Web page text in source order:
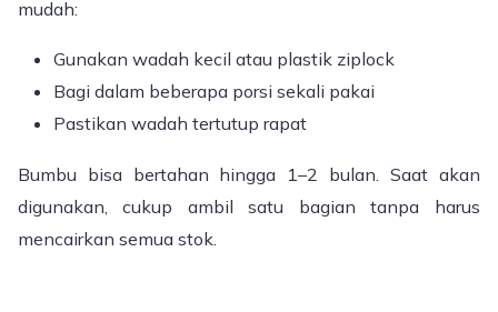
mudah:
Gunakan wadah kecil atau plastik ziplock
Bagi dalam beberapa porsi sekali pakai
Pastikan wadah tertutup rapat
Bumbu bisa bertahan hingga 1–2 bulan. Saat akan
digunakan, cukup ambil satu bagian tanpa harus
mencairkan semua stok.